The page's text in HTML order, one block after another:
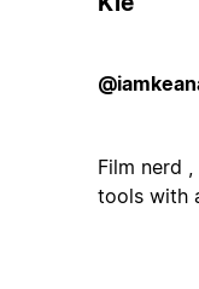
Film nerd
tools with